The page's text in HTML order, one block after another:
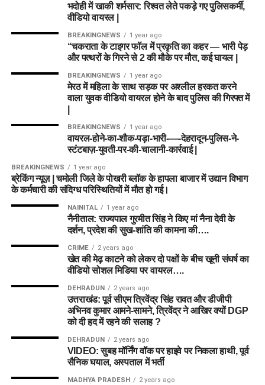
भदोही में खाकी शर्मसार: रिश्वत लेते पकड़े गए पुलिसकर्मी,
वीडियो वायरल |
BREAKINGNEWS 1 year ago
“चकराता के टाइगर फॉल में प्रकृति का कहर — भारी पेड़
और पत्थरों के गिरने से 2 की मौके पर मौत, कई घायल |
BREAKINGNEWS 1 year ago
मेरठ में महिला के साथ सड़क पर अश्लील हरकत करने
वाला युवक वीडियो वायरल होने के बाद पुलिस की गिरफ्त में
BREAKINGNEWS 1 year ago
वायरल-होने-का-शौक-पड़ा-भारी-—-देहरादून-पुलिस-ने-
स्टंटबाज़-युवती-पर-की-चालानी-कार्रवाई |
BREAKINGNEWS 1 year ago
ब्रेकिंग न्यूज़ | चमोली जिले के पोखरी ब्लॉक के हापला बाजार में उद्यान विभाग
के कर्मचारी की संदिग्ध परिस्थितियों में मौत हो गई।
NAINITAL 1 year ago
नैनीताल: राज्यपाल गुरमीत सिंह ने किए मां नैना देवी के
दर्शन, प्रदेश की सुख-शांति की कामना की….
CRIME 2 years ago
खेत की मेढ़ काटने को लेकर दो पक्षों के बीच खूनी संघर्ष का
वीडियो सोशल मिडिया पर वायरल….
DEHRADUN 2 years ago
उत्तराखंड: पूर्व सीएम त्रिवेंद्र सिंह रावत और डीजीपी
अभिनव कुमार आमने-सामने, त्रिवेंद्र ने आखिर क्यों DGP
को दी हद में रहने की सलाह ?
DEHRADUN 2 years ago
VIDEO: सुबह मॉर्निंग वॉक पर हाइवे पर निकला हाथी, पूर्व
सैनिक घयाल, अस्पताल में भर्ती
MADHYA PRADESH 2 years ago